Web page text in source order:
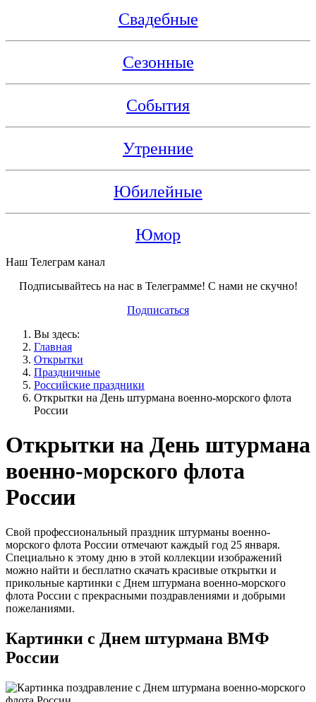
Свадебные
Сезонные
События
Утренние
Юбилейные
Юмор
Наш Телеграм канал
Подписывайтесь на нас в Телеграмме! С нами не скучно!
Подписаться
Вы здесь:
Главная
Открытки
Праздничные
Российские праздники
Открытки на День штурмана военно-морского флота
России
Открытки на День штурмана
военно-морского флота
России
Свой профессиональный праздник штурманы военно-
морского флота России отмечают каждый год 25 января.
Специально к этому дню в этой коллекции изображений
можно найти и бесплатно скачать красивые открытки и
прикольные картинки с Днем штурмана военно-морского
флота России с прекрасными поздравлениями и добрыми
пожеланиями.
Картинки с Днем штурмана ВМФ
России